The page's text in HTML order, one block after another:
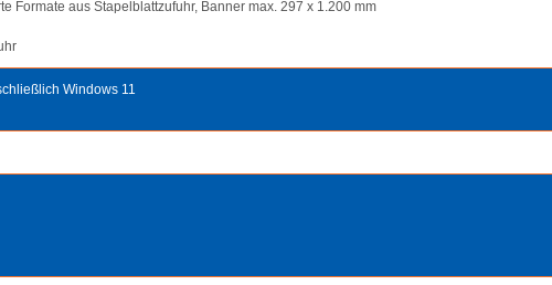
Formate aus Stapelblattzufuhr, Banner max. 297 x 1.200 mm
Windows 11